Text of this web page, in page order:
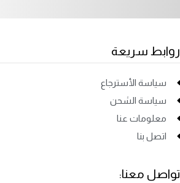
روابط سريعة
سياسة الأسترجاع
سياسة الشحن
معلومات عنا
اتصل بنا
تواصل معنا: